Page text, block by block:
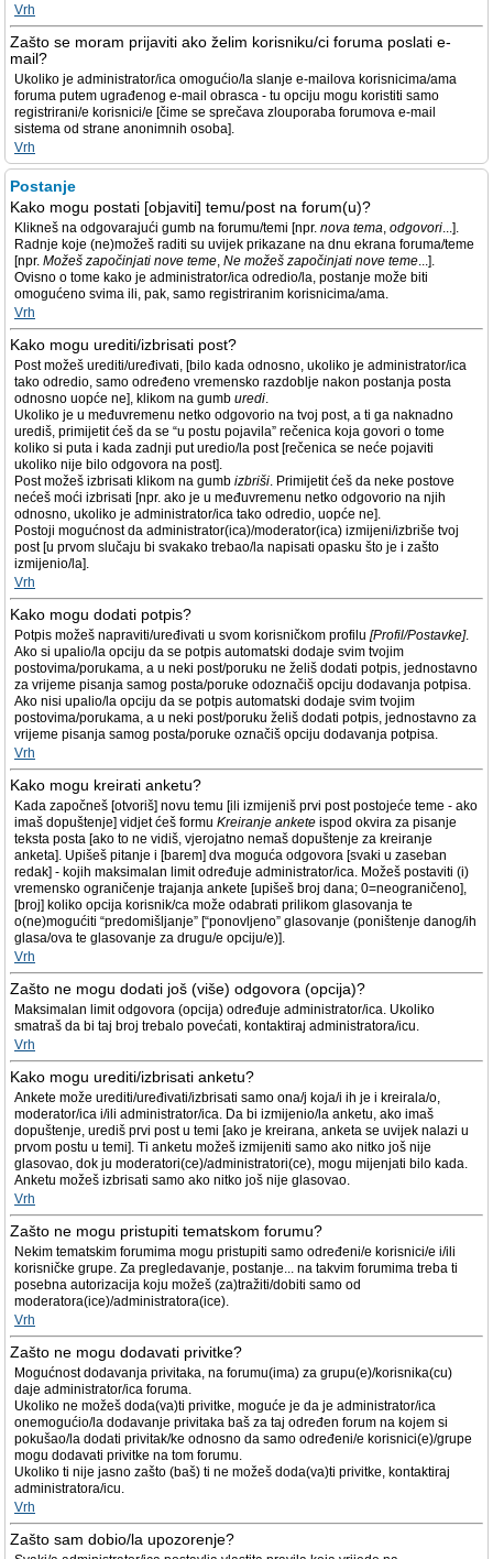
Vrh
Zašto se moram prijaviti ako želim korisniku/ci foruma poslati e-
mail?
Ukoliko je administrator/ica omogućio/la slanje e-mailova korisnicima/ama
foruma putem ugrađenog e-mail obrasca - tu opciju mogu koristiti samo
registrirani/e korisnici/e [čime se sprečava zlouporaba forumova e-mail
sistema od strane anonimnih osoba].
Vrh
Postanje
Kako mogu postati [objaviti] temu/post na forum(u)?
Klikneš na odgovarajući gumb na forumu/temi [npr. nova tema, odgovori...].
Radnje koje (ne)možeš raditi su uvijek prikazane na dnu ekrana foruma/teme
[npr. Možeš započinjati nove teme, Ne možeš započinjati nove teme...].
Ovisno o tome kako je administrator/ica odredio/la, postanje može biti
omogućeno svima ili, pak, samo registriranim korisnicima/ama.
Vrh
Kako mogu urediti/izbrisati post?
Post možeš urediti/uređivati, [bilo kada odnosno, ukoliko je administrator/ica
tako odredio, samo određeno vremensko razdoblje nakon postanja posta
odnosno uopće ne], klikom na gumb uredi.
Ukoliko je u međuvremenu netko odgovorio na tvoj post, a ti ga naknadno
urediš, primijetit ćeš da se “u postu pojavila” rečenica koja govori o tome
koliko si puta i kada zadnji put uredio/la post [rečenica se neće pojaviti
ukoliko nije bilo odgovora na post].
Post možeš izbrisati klikom na gumb izbriši. Primijetit ćeš da neke postove
nećeš moći izbrisati [npr. ako je u međuvremenu netko odgovorio na njih
odnosno, ukoliko je administrator/ica tako odredio, uopće ne].
Postoji mogućnost da administrator(ica)/moderator(ica) izmijeni/izbriše tvoj
post [u prvom slučaju bi svakako trebao/la napisati opasku što je i zašto
izmijenio/la].
Vrh
Kako mogu dodati potpis?
Potpis možeš napraviti/uređivati u svom korisničkom profilu [Profil/Postavke].
Ako si upalio/la opciju da se potpis automatski dodaje svim tvojim
postovima/porukama, a u neki post/poruku ne želiš dodati potpis, jednostavno
za vrijeme pisanja samog posta/poruke odoznačiš opciju dodavanja potpisa.
Ako nisi upalio/la opciju da se potpis automatski dodaje svim tvojim
postovima/porukama, a u neki post/poruku želiš dodati potpis, jednostavno za
vrijeme pisanja samog posta/poruke označiš opciju dodavanja potpisa.
Vrh
Kako mogu kreirati anketu?
Kada započneš [otvoriš] novu temu [ili izmijeniš prvi post postojeće teme - ako
imaš dopuštenje] vidjet ćeš formu Kreiranje ankete ispod okvira za pisanje
teksta posta [ako to ne vidiš, vjerojatno nemaš dopuštenje za kreiranje
anketa]. Upišeš pitanje i [barem] dva moguća odgovora [svaki u zaseban
redak] - kojih maksimalan limit određuje administrator/ica. Možeš postaviti (i)
vremensko ograničenje trajanja ankete [upišeš broj dana; 0=neograničeno],
[broj] koliko opcija korisnik/ca može odabrati prilikom glasovanja te
o(ne)mogućiti “predomišljanje” [“ponovljeno” glasovanje (poništenje danog/ih
glasa/ova te glasovanje za drugu/e opciju/e)].
Vrh
Zašto ne mogu dodati još (više) odgovora (opcija)?
Maksimalan limit odgovora (opcija) određuje administrator/ica. Ukoliko
smatraš da bi taj broj trebalo povećati, kontaktiraj administratora/icu.
Vrh
Kako mogu urediti/izbrisati anketu?
Ankete može urediti/uređivati/izbrisati samo ona/j koja/i ih je i kreirala/o,
moderator/ica i/ili administrator/ica. Da bi izmijenio/la anketu, ako imaš
dopuštenje, urediš prvi post u temi [ako je kreirana, anketa se uvijek nalazi u
prvom postu u temi]. Ti anketu možeš izmijeniti samo ako nitko još nije
glasovao, dok ju moderatori(ce)/administratori(ce), mogu mijenjati bilo kada.
Anketu možeš izbrisati samo ako nitko još nije glasovao.
Vrh
Zašto ne mogu pristupiti tematskom forumu?
Nekim tematskim forumima mogu pristupiti samo određeni/e korisnici/e i/ili
korisničke grupe. Za pregledavanje, postanje... na takvim forumima treba ti
posebna autorizacija koju možeš (za)tražiti/dobiti samo od
moderatora(ice)/administratora(ice).
Vrh
Zašto ne mogu dodavati privitke?
Mogućnost dodavanja privitaka, na forumu(ima) za grupu(e)/korisnika(cu)
daje administrator/ica foruma.
Ukoliko ne možeš doda(va)ti privitke, moguće je da je administrator/ica
onemogućio/la dodavanje privitaka baš za taj određen forum na kojem si
pokušao/la dodati privitak/ke odnosno da samo određeni/e korisnici(e)/grupe
mogu dodavati privitke na tom forumu.
Ukoliko ti nije jasno zašto (baš) ti ne možeš doda(va)ti privitke, kontaktiraj
administratora/icu.
Vrh
Zašto sam dobio/la upozorenje?